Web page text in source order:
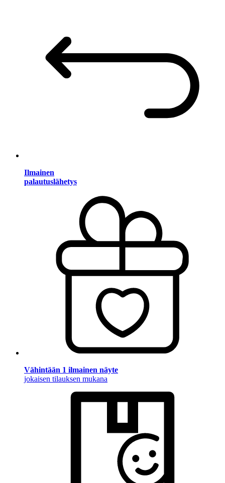
Ilmainen
palautuslähetys
Vähintään 1 ilmainen näyte
jokaisen tilauksen mukana